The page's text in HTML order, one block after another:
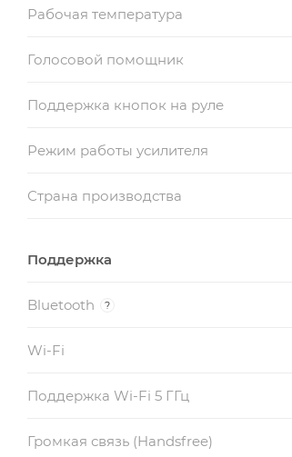
Рабочая температура
Голосовой помощник
Поддержка кнопок на руле
Режим работы усилителя
Страна производства
Поддержка
Bluetooth ?
Wi-Fi
Поддержка Wi-Fi 5 ГГц
Громкая связь (Handsfree)